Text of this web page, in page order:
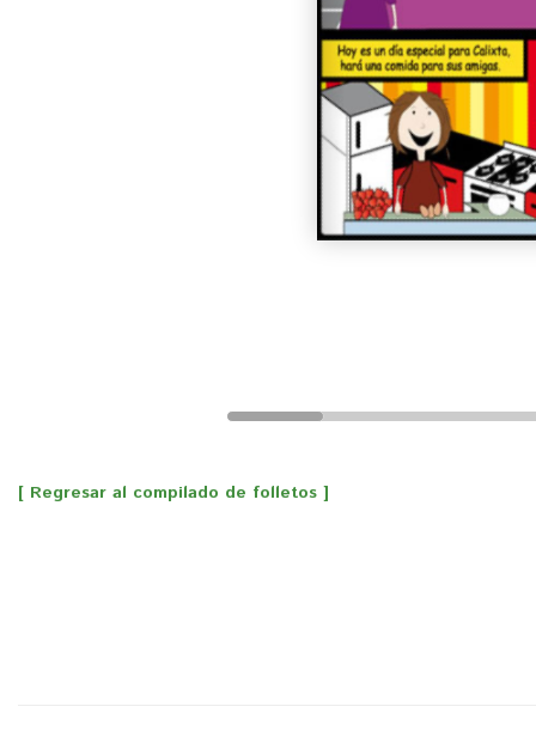
[ Regresar al compilado de folletos ]